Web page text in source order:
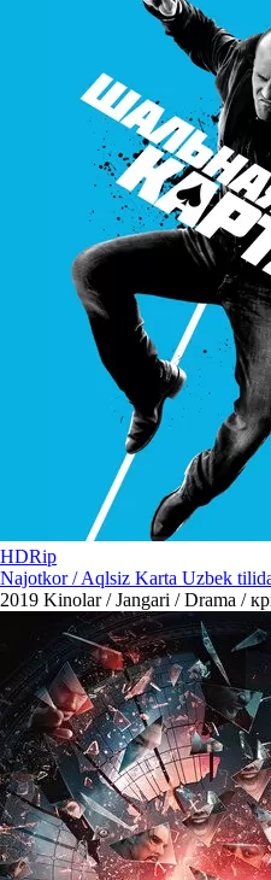
HDRip
Najotkor / Aqlsiz Karta Uzbek
2019 Kinolar / Jangari / Drama /